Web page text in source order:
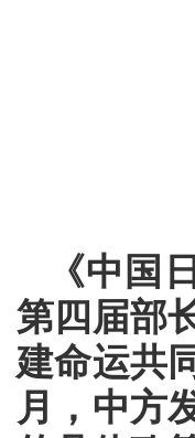
《中国
第四届部
建命运共
月，中方